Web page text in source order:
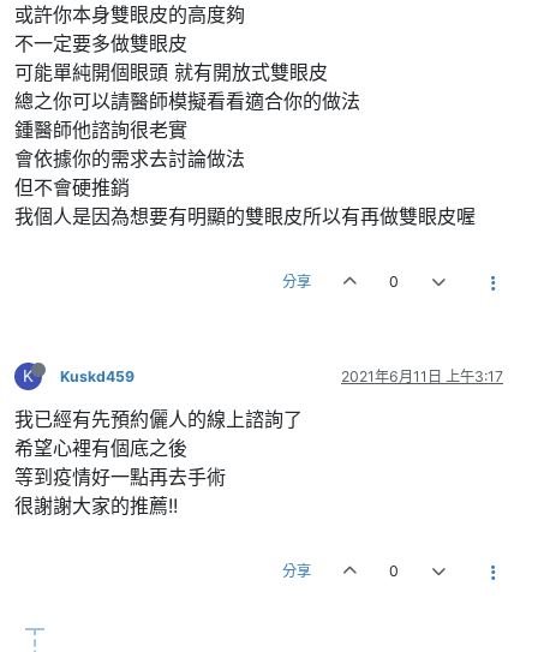
或許你本身雙眼皮的高度夠
不一定要多做雙眼皮
可能單純開個眼頭 就有開放式雙眼皮
總之你可以請醫師模擬看看適合你的做法
鍾醫師他諮詢很老實
會依據你的需求去討論做法
但不會硬推銷
我個人是因為想要有明顯的雙眼皮所以有再做雙眼皮喔
分享 0
K Kuskd459 2021年6月11日 上午3:17
我已經有先預約儷人的線上諮詢了
希望心裡有個底之後
等到疫情好一點再去手術
很謝謝大家的推薦!!
分享 0